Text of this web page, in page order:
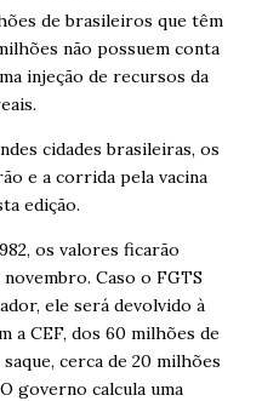
de brasileiros que têm
não possuem conta
injeção de recursos da
cidades brasileiras, os
e a corrida pela vacina
edição.
os valores ficarão
Caso o FGTS
ele será devolvido à
a CEF, dos 60 milhões de
cerca de 20 milhões
governo calcula uma